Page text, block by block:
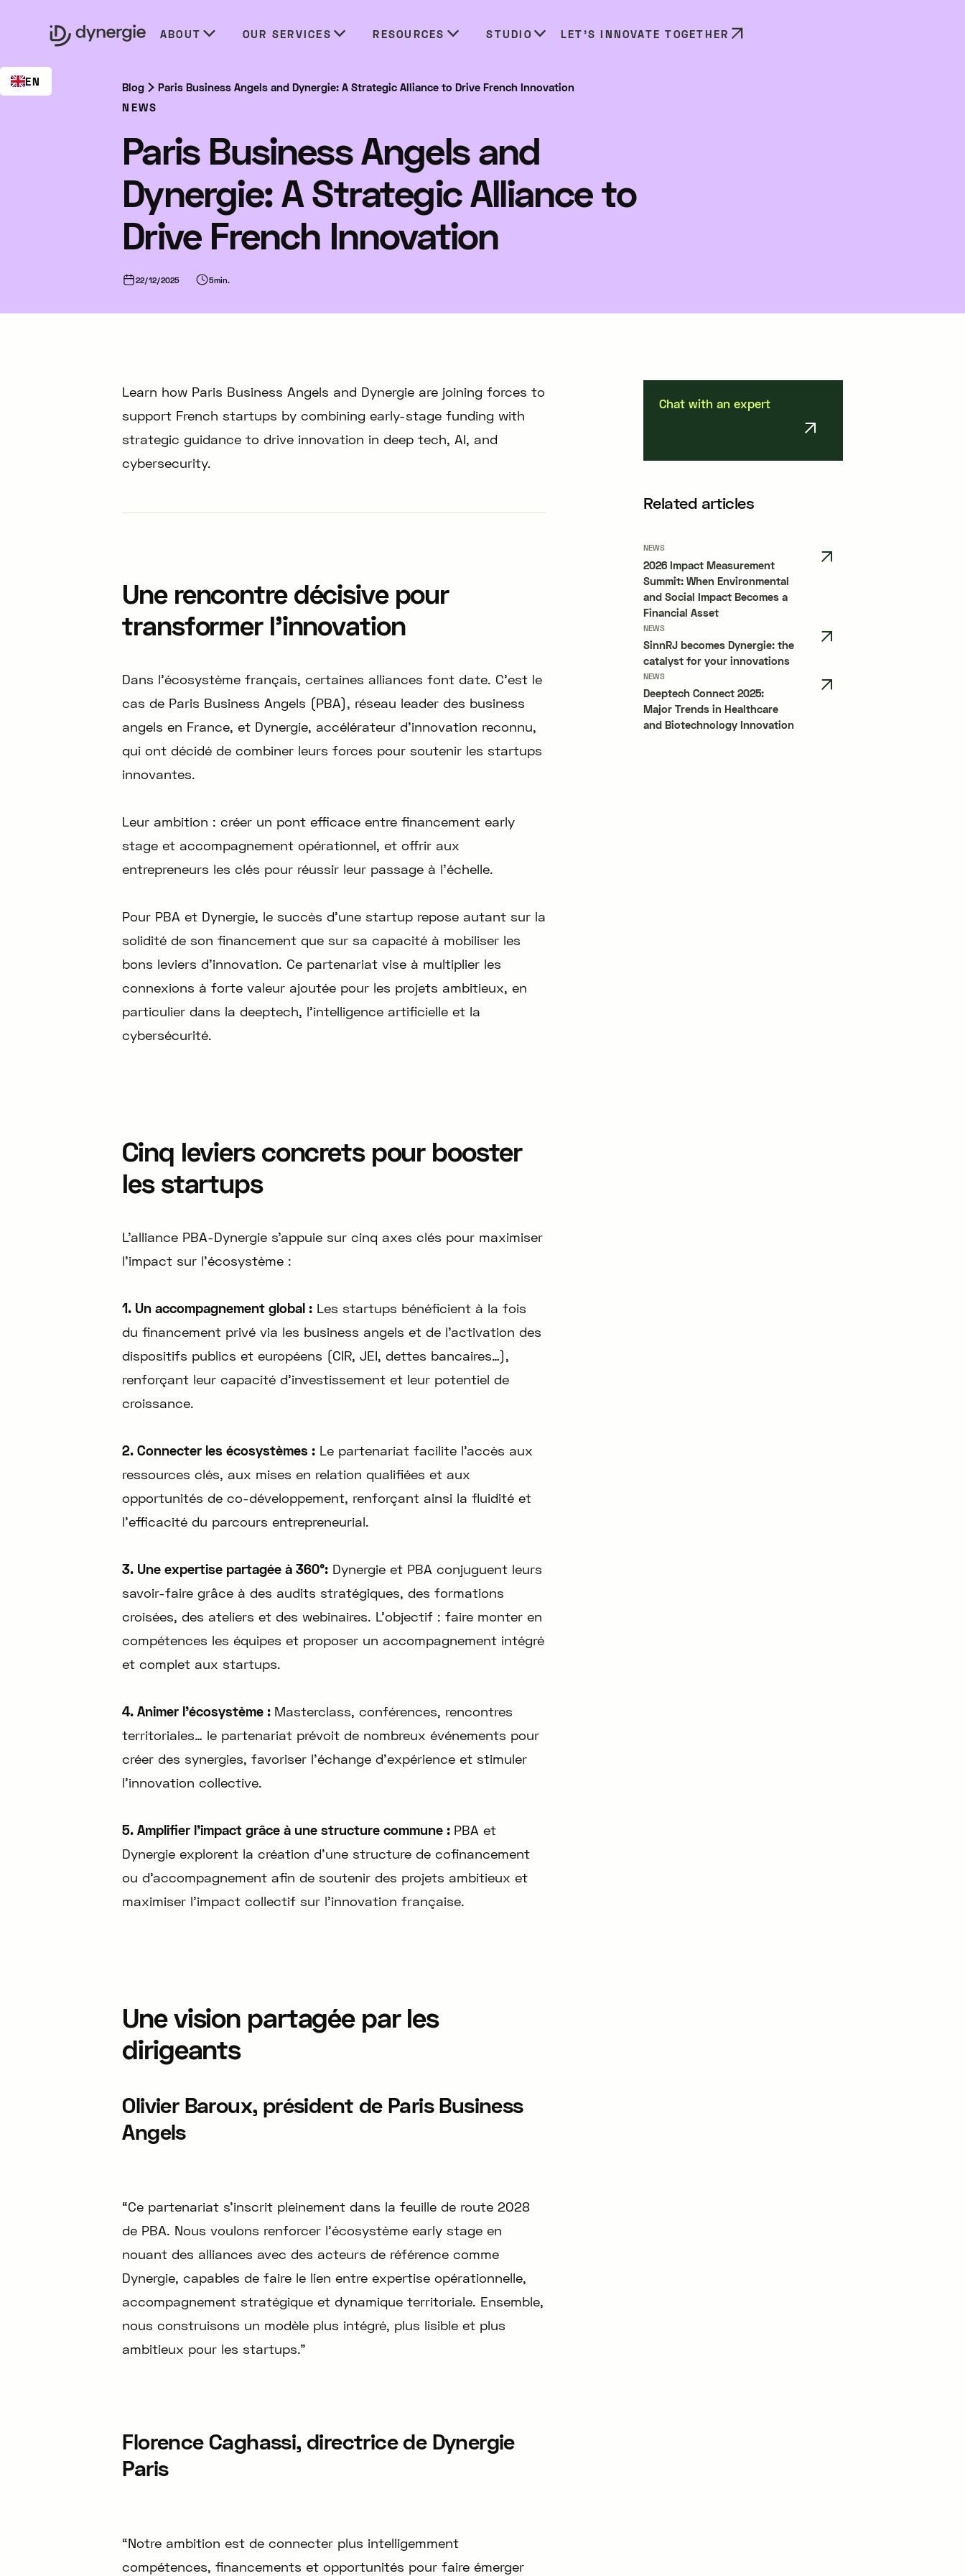
ABOUT OUR SERVICES RESOURCES STUDIO LET’S INNOVATE TOGETHER
EN Blog
Paris Business Angels and Dynergie: A Strategic Alliance to Drive French Innovation
NEWS
Paris Business Angels and
Dynergie: A Strategic Alliance to
Drive French Innovation
22/12/2025 5min.
Learn how Paris Business Angels and Dynergie are joining forces to
support French startups by combining early-stage funding with
strategic guidance to drive innovation in deep tech, AI, and
cybersecurity.
Une rencontre décisive pour
transformer l’innovation
Dans l’écosystème français, certaines alliances font date. C’est le
cas de Paris Business Angels (PBA), réseau leader des business
angels en France, et Dynergie, accélérateur d’innovation reconnu,
qui ont décidé de combiner leurs forces pour soutenir les startups
innovantes.
Leur ambition : créer un pont efficace entre financement early
stage et accompagnement opérationnel, et offrir aux
entrepreneurs les clés pour réussir leur passage à l’échelle.
Pour PBA et Dynergie, le succès d’une startup repose autant sur la
solidité de son financement que sur sa capacité à mobiliser les
bons leviers d’innovation. Ce partenariat vise à multiplier les
connexions à forte valeur ajoutée pour les projets ambitieux, en
particulier dans la deeptech, l’intelligence artificielle et la
cybersécurité.
Cinq leviers concrets pour booster
les startups
L’alliance PBA-Dynergie s’appuie sur cinq axes clés pour maximiser
l’impact sur l’écosystème :
1. Un accompagnement global : Les startups bénéficient à la fois
du financement privé via les business angels et de l’activation des
dispositifs publics et européens (CIR, JEI, dettes bancaires…),
renforçant leur capacité d’investissement et leur potentiel de
croissance.
2. Connecter les écosystèmes : Le partenariat facilite l’accès aux
ressources clés, aux mises en relation qualifiées et aux
opportunités de co-développement, renforçant ainsi la fluidité et
l’efficacité du parcours entrepreneurial.
3. Une expertise partagée à 360°: Dynergie et PBA conjuguent leurs
savoir-faire grâce à des audits stratégiques, des formations
croisées, des ateliers et des webinaires. L’objectif : faire monter en
compétences les équipes et proposer un accompagnement intégré
et complet aux startups.
4. Animer l’écosystème : Masterclass, conférences, rencontres
territoriales… le partenariat prévoit de nombreux événements pour
créer des synergies, favoriser l’échange d’expérience et stimuler
l’innovation collective.
5. Amplifier l’impact grâce à une structure commune : PBA et
Dynergie explorent la création d’une structure de cofinancement
ou d’accompagnement afin de soutenir des projets ambitieux et
maximiser l’impact collectif sur l’innovation française.
Une vision partagée par les
dirigeants
Olivier Baroux, président de Paris Business
Angels
“Ce partenariat s’inscrit pleinement dans la feuille de route 2028
de PBA. Nous voulons renforcer l’écosystème early stage en
nouant des alliances avec des acteurs de référence comme
Dynergie, capables de faire le lien entre expertise opérationnelle,
accompagnement stratégique et dynamique territoriale. Ensemble,
nous construisons un modèle plus intégré, plus lisible et plus
ambitieux pour les startups.”
Florence Caghassi, directrice de Dynergie
Paris
“Notre ambition est de connecter plus intelligemment
compétences, financements et opportunités pour faire émerger
Chat with an expert
Related articles
NEWS
2026 Impact Measurement
Summit: When Environmental
and Social Impact Becomes a
Financial Asset
NEWS
SinnRJ becomes Dynergie: the
catalyst for your innovations
NEWS
Deeptech Connect 2025:
Major Trends in Healthcare
and Biotechnology Innovation